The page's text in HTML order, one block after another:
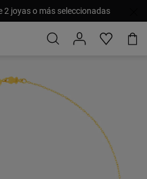
2 joyas o más seleccionadas